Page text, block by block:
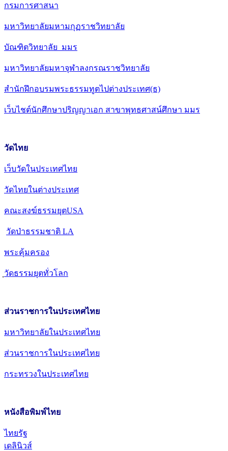
กรมการศาสนา
มหาวิทยาลัยมหามกุฏราชวิทยาลัย
บัณฑิตวิทยาลัย มมร
มหาวิทยาลัยมหาจุฬาลงกรณราชวิทยาลัย
สำนักฝึกอบรมพระธรรมทูตไปต่างประเทศ(ธ)
เว็บไชต์นักศึกษาปริญญาเอก สาขาพุทธศาสน์ศึกษา มมร
วัดไทย
เว็บวัดในประเทศไทย
วัดไทยในต่างประเทศ
คณะสงฆ์ธรรมยุตUSA
วัดป่าธรรมชาติ LA
พระคุ้มครอง
วัดธรรมยุตทั่วโลก
ส่วนราชการในประเทศไทย
มหาวิทยาลัยในประเทศไทย
ส่วนราชการในประเทศไทย
กระทรวงในประเทศไทย
หนังสือพิมพ์ไทย
ไทยรัฐ
เดลินิวส์